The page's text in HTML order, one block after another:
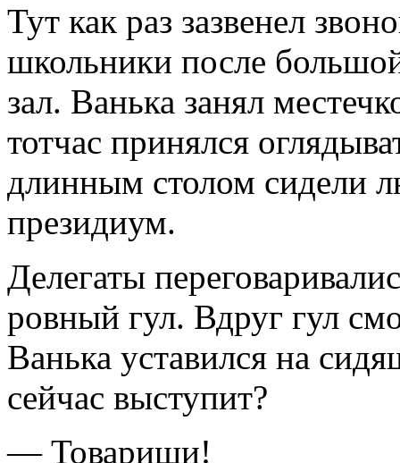
Тут как раз зазвенел
школьники после
зал. Ванька занял
тотчас принялся
длинным столом сидели
президиум.
Делегаты
ровный гул. Вдруг гул
Ванька уставился на
сейчас выступит?
— Товарищи!